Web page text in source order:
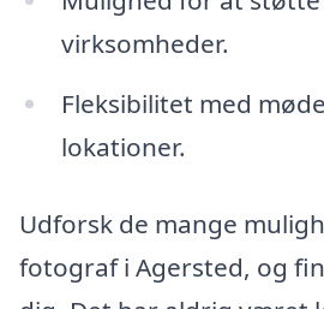
virksomheder.
Fleksibilitet med
lokationer.
Udforsk de mange
fotograf i Agersted, og